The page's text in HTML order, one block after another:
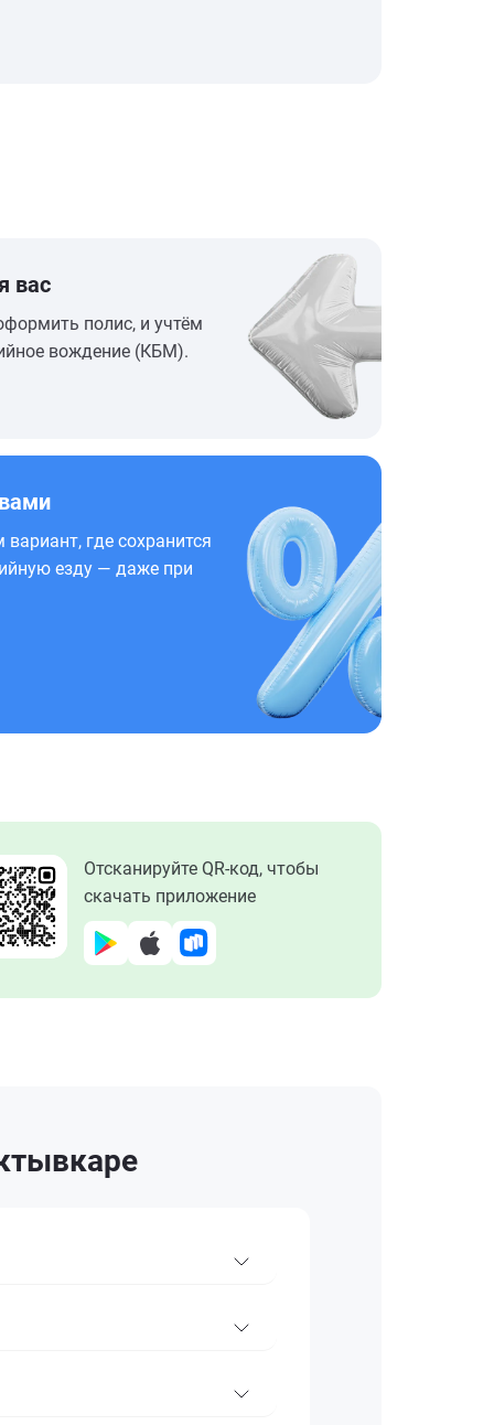
вас
полис, и учтём
вождение (КБМ).
где сохранится
езду — даже при
Отсканируйте QR-код, чтобы
скачать приложение